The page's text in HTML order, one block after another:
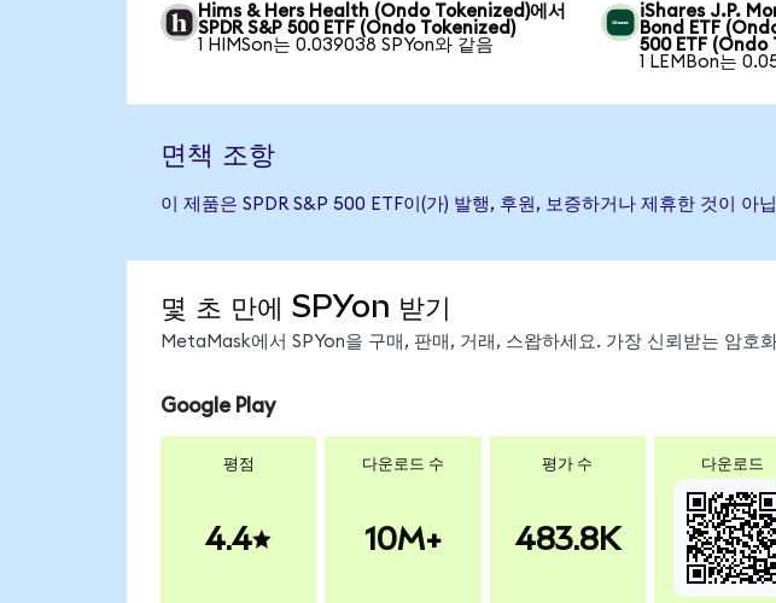
Hims & Hers Health (Ondo Tokenized)에서
SPDR S&P 500 ETF (Ondo Tokenized)
1 HIMSon는 0.039038 SPYon와 같음
iShares J.P.
Bond ETF
500 ETF (Ondo
1 LEMBon는
면책 조항
이 제품은 SPDR S&P 500 ETF이(가) 발행, 후원, 보증하거나 제휴한 것이
몇 초 만에 SPYon 받기
MetaMask에서 SPYon을 구매, 판매, 거래, 스왑하세요. 가장 신뢰받는 암호
Google Play
평점
4.4
다운로드 수
10M+
평가 수
483.8K
다운로드